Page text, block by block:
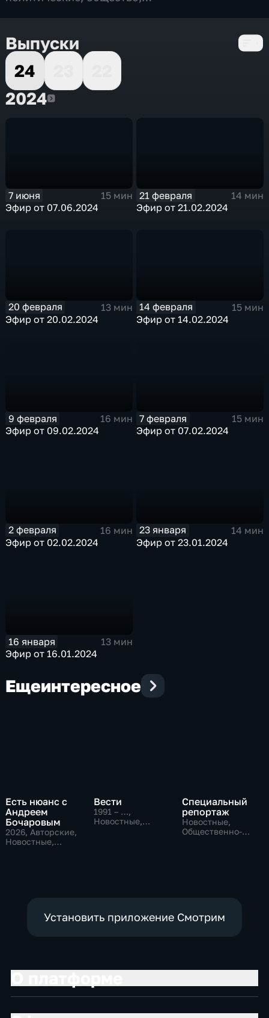
3 сезона, 316 выпусков
Выпуски
24
20242024
7 июня
15 мин
Эфир от 07.06.2024
21 февраля
14 мин
Эфир от 21.02.2024
20 февраля
13 мин
Эфир от 20.02.2024
14 февраля
15 мин
Эфир от 14.02.2024
9 февраля
16 мин
Эфир от 09.02.2024
7 февраля
15 мин
Эфир от 07.02.2024
2 февраля
16 мин
Эфир от 02.02.2024
23 января
14 мин
Эфир от 23.01.2024
16 января
13 мин
Эфир от 16.01.2024
Ещеинтересное
Есть нюанс с
Андреем
Бочаровым
2026, Авторские,
Новостные,
Вести
1991 – …,
Новостные,
Специальный
репортаж
Новостные,
Общественно-
Установить приложение Смотрим